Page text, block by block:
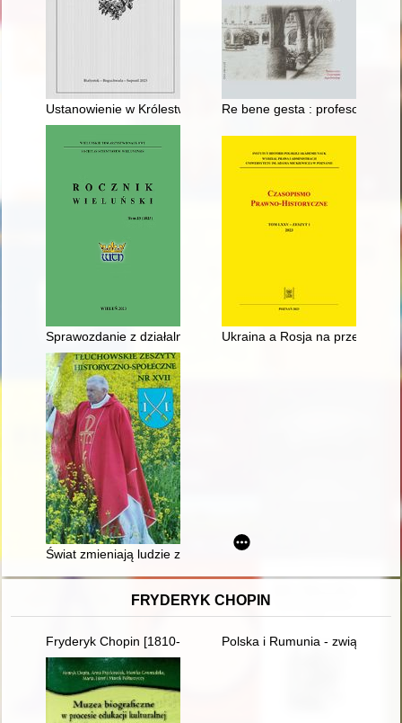
Ustanowienie w Królestwie Polskim "Towarzystwa krajowego
Re bene gesta : profesor
Sprawozdanie z działalności Wieluńskiego Towarzystwa
Ukraina a Rosja na przełomie
Świat zmieniają ludzie z pasją: Pan Staszek Kuciński
FRYDERYK CHOPIN
Fryderyk Chopin [1810-1849] Polska i Rumunia - związki